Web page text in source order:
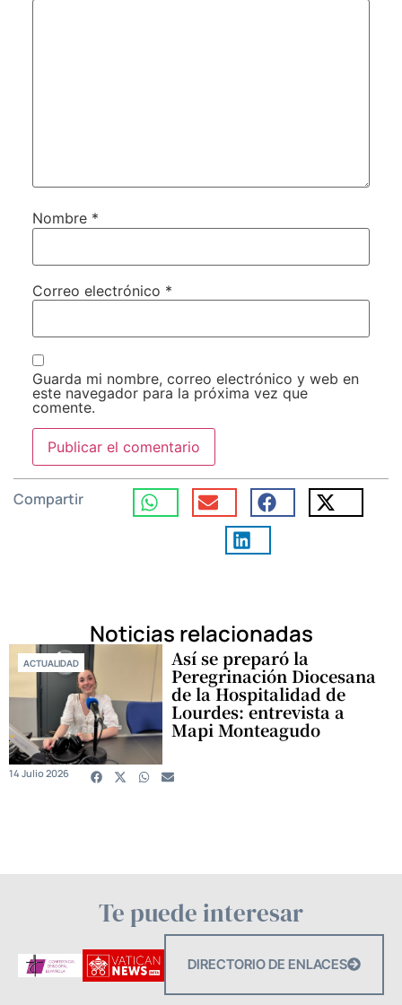
Nombre *
Correo electrónico *
Guarda mi nombre, correo electrónico y web en
este navegador para la próxima vez que
comente.
Compartir
Noticias relacionadas
ACTUALIDAD Así se preparó la
Peregrinación Diocesana
de la Hospitalidad de
Lourdes: entrevista a
Mapi Monteagudo
14 Julio 2026
Te puede interesar
DIRECTORIO DE ENLACES